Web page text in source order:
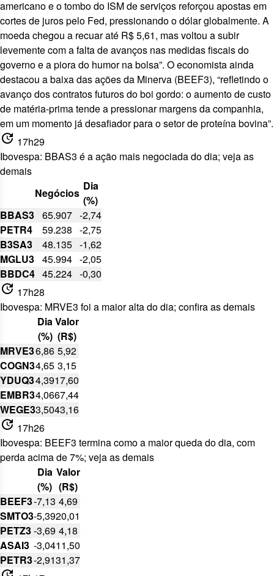
americano e o tombo do ISM de serviços reforçou apostas em
cortes de juros pelo Fed, pressionando o dólar globalmente. A
moeda chegou a recuar até R$ 5,61, mas voltou a subir
levemente com a falta de avanços nas medidas fiscais do
governo e a piora do humor na bolsa”. O economista ainda
destacou a baixa das ações da Minerva (BEEF3), “refletindo o
avanço dos contratos futuros do boi gordo: o aumento de custo
de matéria-prima tende a pressionar margens da companhia,
em um momento já desafiador para o setor de proteína bovina”.
update 17h29
Ibovespa: BBAS3 é a ação mais negociada do dia; veja as
demais
Negócios
Dia
(%)
BBAS3 65.907 -2,74
PETR4
59.238 -2,75
B3SA3
48.135 -1,62
MGLU3 45.994 -2,05
BBDC4 45.224 -0,30
update 17h28
Ibovespa: MRVE3 foi a maior alta do dia; confira as demais
Dia
(%)
Valor
(R$)
MRVE36,86 5,92
COGN34,65 3,15
YDUQ34,3917,60
EMBR34,0667,44
WEGE33,5043,16
update 17h26
Ibovespa: BEEF3 termina como a maior queda do dia, com
perda acima de 7%; veja as demais
Dia
(%)
Valor
(R$)
BEEF3-7,13 4,69
SMTO3-5,3920,01
PETZ3-3,69 4,18
ASAI3 -3,0411,50
PETR3-2,9131,37